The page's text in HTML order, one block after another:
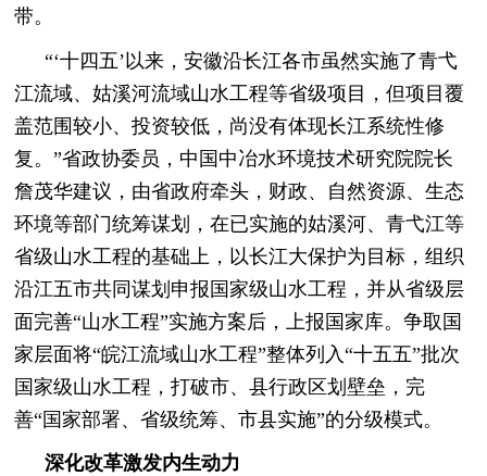
带。
“‘十四五’以来，安徽沿长江各市虽然实施了青弋
江流域、姑溪河流域山水工程等省级项目，但项目覆
盖范围较小、投资较低，尚没有体现长江系统性修
复。”省政协委员，中国中冶水环境技术研究院院长
詹茂华建议，由省政府牵头，财政、自然资源、生态
环境等部门统筹谋划，在已实施的姑溪河、青弋江等
省级山水工程的基础上，以长江大保护为目标，组织
沿江五市共同谋划申报国家级山水工程，并从省级层
面完善“山水工程”实施方案后，上报国家库。争取国
家层面将“皖江流域山水工程”整体列入“十五五”批次
国家级山水工程，打破市、县行政区划壁垒，完
善“国家部署、省级统筹、市县实施”的分级模式。
深化改革激发内生动力